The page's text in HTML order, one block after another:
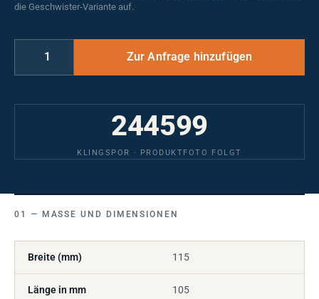
die Geschwister-Variante auf.
244599
KLINGSPOR · PRODUKTFOTO FOLGT
MASSE UND DIMENSIONEN
Breite (mm) 115
Länge in mm 105